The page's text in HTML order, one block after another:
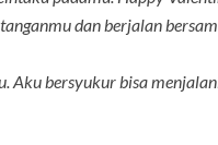
dan berjalan
Aku bersyukur bisa